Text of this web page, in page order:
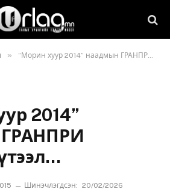
» “Морин хуур 2014” наадмын ГРАНПРИ хүртсэн бүтээл…
2014”
Шинэчлэгдсэн: 20/02/2026